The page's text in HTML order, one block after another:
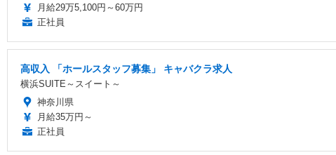
月給29万5,100円～60万円
正社員
高収入 「ホールスタッフ募集」 キャバクラ求人
横浜SUITE～スイート～
神奈川県
月給35万円～
正社員